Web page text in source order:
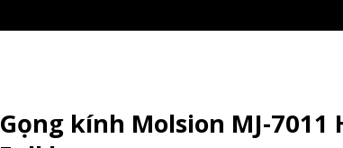
Gọng kính Molsion MJ-